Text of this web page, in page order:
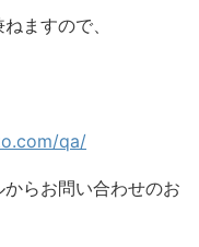
ますので、
qa/
らお問い合わせのお